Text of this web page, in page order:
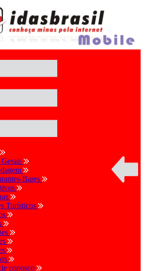
Bares
Turísticos
conosco